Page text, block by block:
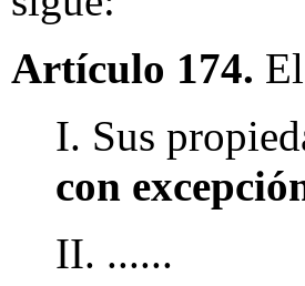
Artículo 174.
I. Sus
con
II. ......